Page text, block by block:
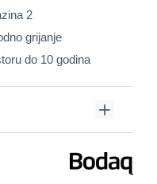
2
grijanje
do 10 godina